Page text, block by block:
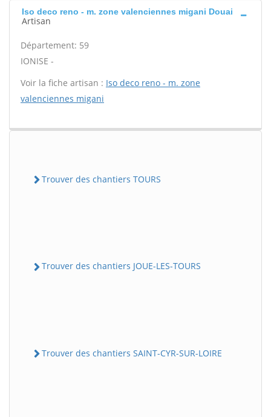
Iso deco reno - m. zone valenciennes migani Douai
Artisan
Département: 59
IONISE -
Voir la fiche artisan : Iso deco reno - m. zone
valenciennes migani
Trouver des chantiers TOURS
Trouver des chantiers JOUE-LES-TOURS
Trouver des chantiers SAINT-CYR-SUR-LOIRE